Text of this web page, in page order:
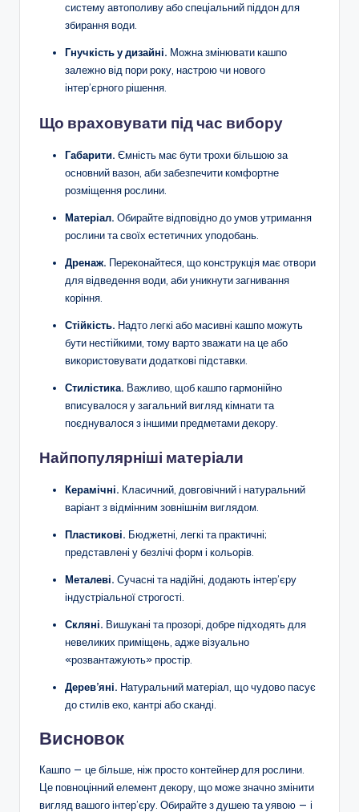
систему автополиву або спеціальний піддон для
збирання води.
Гнучкість у дизайні. Можна змінювати кашпо
залежно від пори року, настрою чи нового
інтер’єрного рішення.
Що враховувати під час вибору
Габарити. Ємність має бути трохи більшою за
основний вазон, аби забезпечити комфортне
розміщення рослини.
Матеріал. Обирайте відповідно до умов утримання
рослини та своїх естетичних уподобань.
Дренаж. Переконайтеся, що конструкція має отвори
для відведення води, аби уникнути загнивання
коріння.
Стійкість. Надто легкі або масивні кашпо можуть
бути нестійкими, тому варто зважати на це або
використовувати додаткові підставки.
Стилістика. Важливо, щоб кашпо гармонійно
вписувалося у загальний вигляд кімнати та
поєднувалося з іншими предметами декору.
Найпопулярніші матеріали
Керамічні. Класичний, довговічний і натуральний
варіант з відмінним зовнішнім виглядом.
Пластикові. Бюджетні, легкі та практичні;
представлені у безлічі форм і кольорів.
Металеві. Сучасні та надійні, додають інтер’єру
індустріальної строгості.
Скляні. Вишукані та прозорі, добре підходять для
невеликих приміщень, адже візуально
«розвантажують» простір.
Дерев’яні. Натуральний матеріал, що чудово пасує
до стилів еко, кантрі або сканді.
Висновок
Кашпо — це більше, ніж просто контейнер для рослини.
Це повноцінний елемент декору, що може значно змінити
вигляд вашого інтер’єру. Обирайте з душею та уявою — і